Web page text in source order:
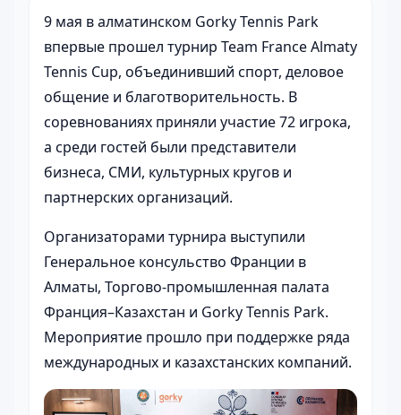
9 мая в алматинском Gorky Tennis Park
впервые прошел турнир Team France Almaty
Tennis Cup, объединивший спорт, деловое
общение и благотворительность. В
соревнованиях приняли участие 72 игрока,
а среди гостей были представители
бизнеса, СМИ, культурных кругов и
партнерских организаций.
Организаторами турнира выступили
Генеральное консульство Франции в
Алматы, Торгово-промышленная палата
Франция–Казахстан и Gorky Tennis Park.
Мероприятие прошло при поддержке ряда
международных и казахстанских компаний.